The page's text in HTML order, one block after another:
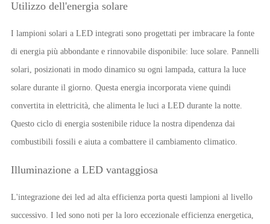
Utilizzo dell'energia solare
I lampioni solari a LED integrati sono progettati per imbracare la fonte
di energia più abbondante e rinnovabile disponibile: luce solare. Pannelli
solari, posizionati in modo dinamico su ogni lampada, cattura la luce
solare durante il giorno. Questa energia incorporata viene quindi
convertita in elettricità, che alimenta le luci a LED durante la notte.
Questo ciclo di energia sostenibile riduce la nostra dipendenza dai
combustibili fossili e aiuta a combattere il cambiamento climatico.
Illuminazione a LED vantaggiosa
L'integrazione dei led ad alta efficienza porta questi lampioni al livello
successivo. I led sono noti per la loro eccezionale efficienza energetica,